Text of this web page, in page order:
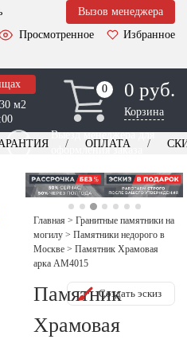
Вызов менеджера
Просмотренное
Избранное
м2
0
0 0 руб.
Корзина
Выезд менеджера для
оформления заказа
ОПЛАТА
Главная > Гранитные памятники на
могилу > Памятники недорого в
Москве > Памятник Храмовая
арка AM4015
Памятник
Храмовая
Создать эскиз